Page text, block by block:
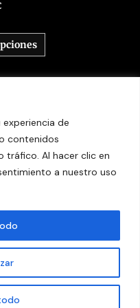
de
contenidos
tráfico. Al hacer clic en
a nuestro uso